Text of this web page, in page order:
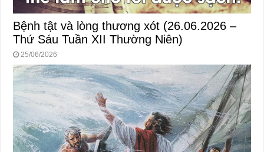
Bệnh tật và lòng thương xót (26.06.2026 –
Thứ Sáu Tuần XII Thường Niên)
25/06/2026